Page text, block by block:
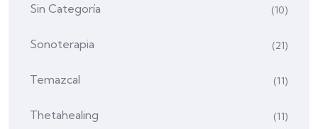
Sin Categoría (10)
Sonoterapia (21)
Temazcal (11)
Thetahealing (11)